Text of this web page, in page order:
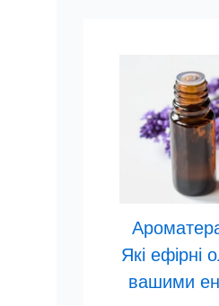
Які ефірні
вашими